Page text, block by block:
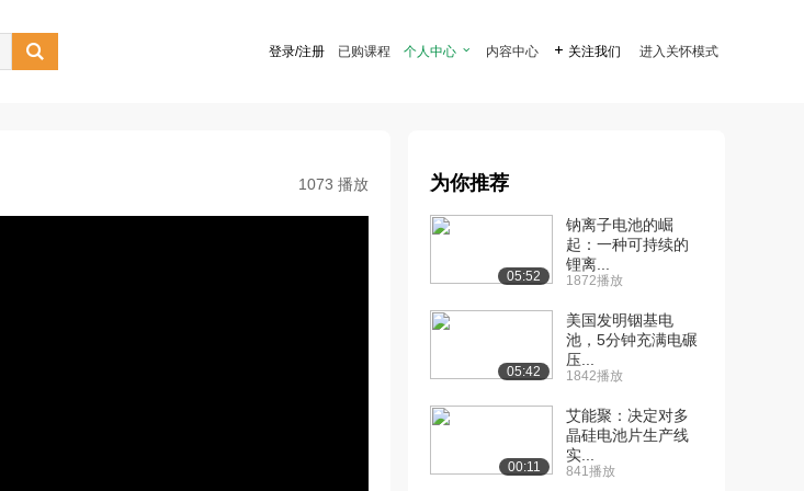
 登录/注册 已购课程 个人中心  内容中心  关注我们 进入关怀模式
1073 播放 为你推荐
05:52
钠离子电池的崛
起：一种可持续的
锂离...
1872播放
05:42
美国发明铟基电
池，5分钟充满电碾
压...
1842播放
00:11
艾能聚：决定对多
晶硅电池片生产线
实...
841播放